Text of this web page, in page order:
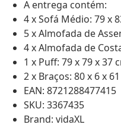
A entrega contém:
4 x Sofá Médio: 79 x
5 x Almofada de
4 x Almofada de
1 x Puff: 79 x 79 x 37
2 x Braços: 80 x 6 x
EAN: 8721288477415
SKU: 3367435
Brand: vidaXL